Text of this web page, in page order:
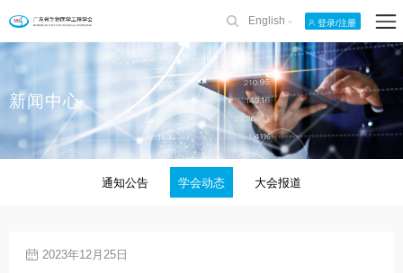
English 登录/注册
新闻中心
通知公告 学会动态 大会报道
2023年12月25日